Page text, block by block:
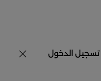
تسجيل الدخول